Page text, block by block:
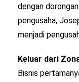
dengan
pengusaha,
menjadi
Keluar dari
Bisnis